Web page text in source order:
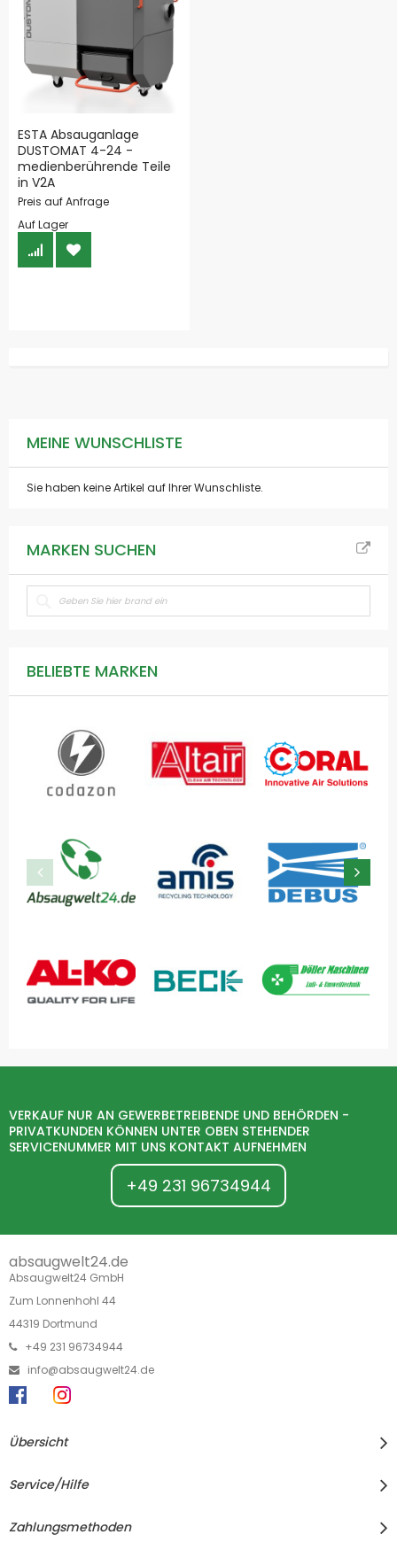
ESTA Absauganlage
DUSTOMAT 4-24 -
medienberührende Teile
in V2A
Preis auf Anfrage
Auf Lager
MEINE WUNSCHLISTE
Sie haben keine Artikel auf Ihrer Wunschliste.
MARKEN SUCHEN
BELIEBTE MARKEN
VERKAUF NUR AN GEWERBETREIBENDE UND BEHÖRDEN -
PRIVATKUNDEN KÖNNEN UNTER OBEN STEHENDER
SERVICENUMMER MIT UNS KONTAKT AUFNEHMEN
+49 231 96734944
absaugwelt24.de
Absaugwelt24 GmbH
Zum Lonnenhohl 44
44319 Dortmund
+49 231 96734944
info@absaugwelt24.de
Übersicht
Service/Hilfe
Zahlungsmethoden